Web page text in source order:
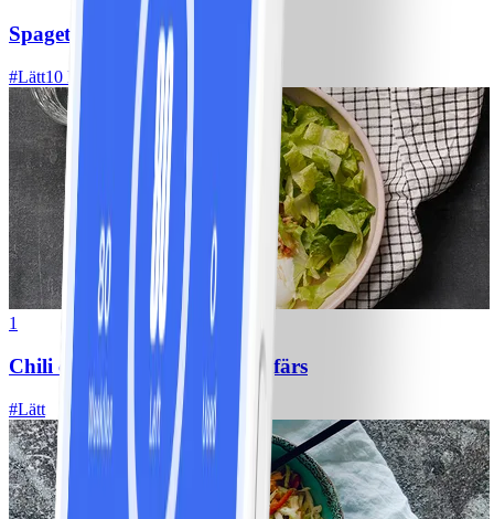
Spagetti med köttfärssås
#Lätt10 MIN
1
Chili con carne med kycklingfärs
#Lätt